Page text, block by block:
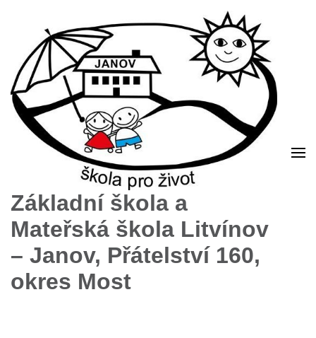
Základní škola a
Mateřská škola Litvínov
– Janov, Přátelství 160,
okres Most